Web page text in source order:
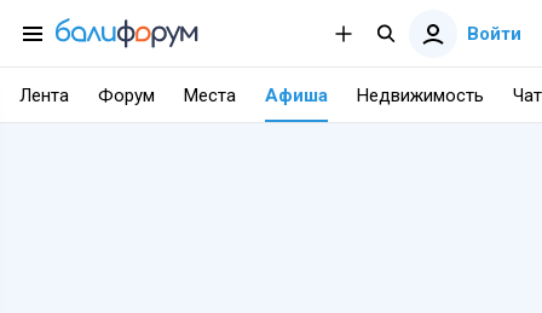
Войти
Лента Форум Места Афиша Недвижимость Чат